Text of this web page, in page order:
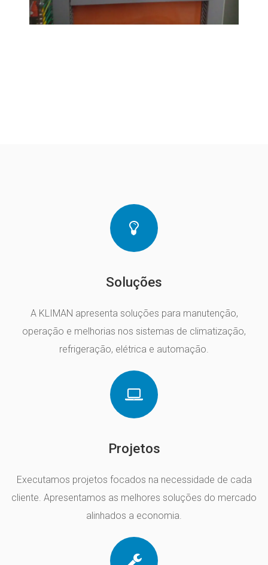
Soluções
A KLIMAN apresenta soluções para manutenção,
operação e melhorias nos sistemas de climatização,
refrigeração, elétrica e automação.
Projetos
Executamos projetos focados na necessidade de cada
cliente. Apresentamos as melhores soluções do mercado
alinhados a economia.